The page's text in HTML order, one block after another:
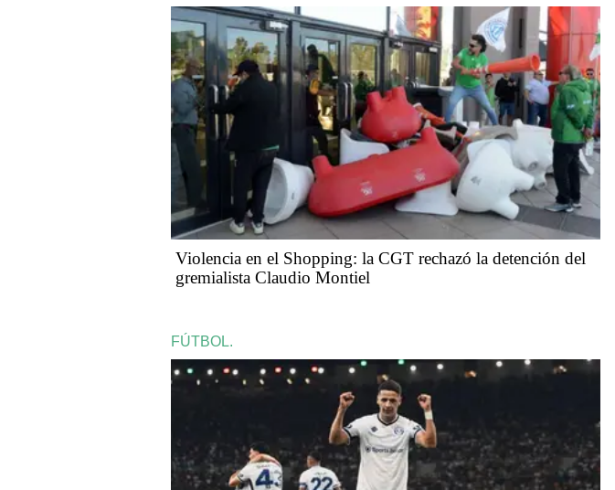
Violencia en el Shopping: la CGT rechazó la detención del
gremialista Claudio Montiel
FÚTBOL.